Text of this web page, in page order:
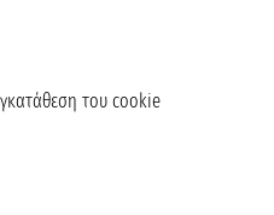
του cookie